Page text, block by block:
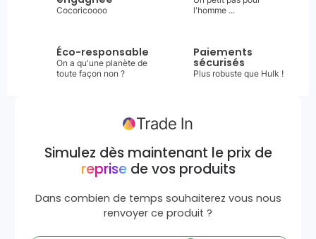
Cocoricoooo
l'homme ...
Éco-responsable
On a qu'une planète de
toute façon non ?
Paiements
sécurisés
Plus robuste que Hulk !
Simulez dès maintenant le prix de
reprisede vos produits
Dans combien de temps souhaiterez vous nous
renvoyer ce produit ?